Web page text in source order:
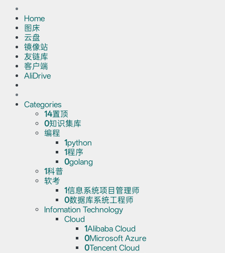
Home
图床
云盘
镜像站
友链库
客户端
AliDrive
Categories
14置顶
0知识集库
编程
1python
1程序
0golang
1科普
软考
1信息系统项目管理师
0数据库系统工程师
Infomation Technology
Cloud
1Alibaba Cloud
0Microsoft Azure
0Tencent Cloud